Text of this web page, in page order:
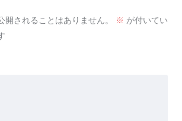
開されることはありません。 ※ が付いてい